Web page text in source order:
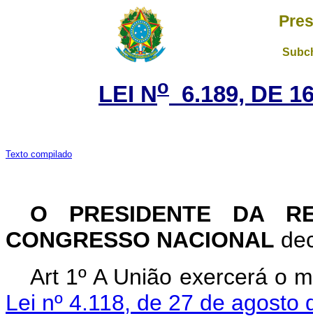
LEI No 6.189, DE
Texto compilado
O PRESIDENTE DA
CONGRESSO NACIONAL
Art 1º A União exercerá o
Lei nº 4.118, de 27 de agosto